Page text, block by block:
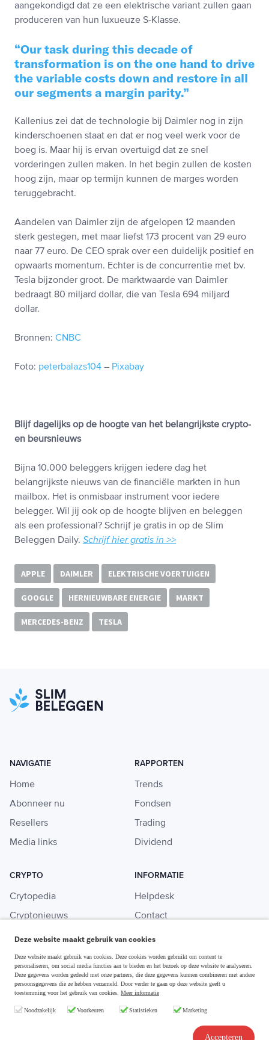
aangekondigd dat ze een elektrische variant zullen gaan
produceren van hun luxueuze S-Klasse.
Our task during this decade of
transformation is on the one hand to drive
the variable costs down and restore in all
our segments a margin parity.
Kallenius zei dat de technologie bij Daimler nog in zijn
kinderschoenen staat en dat er nog veel werk voor de
boeg is. Maar hij is ervan overtuigd dat ze snel
vorderingen zullen maken. In het begin zullen de kosten
hoog zijn, maar op termijn kunnen de marges worden
teruggebracht.
Aandelen van Daimler zijn de afgelopen 12 maanden
sterk gestegen, met maar liefst 173 procent van 29 euro
naar 77 euro. De CEO sprak over een duidelijk positief en
opwaarts momentum. Echter is de concurrentie met bv.
Tesla bijzonder groot. De marktwaarde van Daimler
bedraagt 80 miljard dollar, die van Tesla 694 miljard
dollar.
Bronnen: CNBC
Foto: peterbalazs104 – Pixabay
Blijf dagelijks op de hoogte van het belangrijkste crypto-
en beursnieuws
Bijna 10.000 beleggers krijgen iedere dag het
belangrijkste nieuws van de financiële markten in hun
mailbox. Het is onmisbaar instrument voor iedere
belegger. Wil jij ook op de hoogte blijven en beleggen
als een professional? Schrijf je gratis in op de Slim
Beleggen Daily. Schrijf hier gratis in >>
APPLE DAIMLER ELEKTRISCHE VOERTUIGEN
GOOGLE HERNIEUWBARE ENERGIE MARKT
MERCEDES-BENZ TESLA
NAVIGATIE
Home
Abonneer nu
Resellers
Media links
RAPPORTEN
Trends
Fondsen
Trading
Dividend
CRYPTO
Crytopedia
Cryptonieuws
Crypto koopgids
Investeren in crypto
INFORMATIE
Helpdesk
Contact
Adverteren
Disclaimer & Privacy
Deze website maakt gebruik van cookies
Deze website maakt gebruik van cookies. Deze cookies worden gebruikt om content te
personaliseren, om social media functies aan te bieden en het bezoek op deze website te analyseren.
Deze gegevens worden gedeeld met onze partners, die deze gegevens kunnen combineren met andere
persoonsgegevens die ze hebben verzameld. Door verder te gaan op deze website geeft u
toestemming voor het gebruik van cookies. Meer informatie
Noodzakelijk Voorkeuren Statistieken Marketing
Accepteren